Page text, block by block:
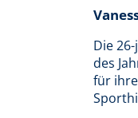
Die
des
für